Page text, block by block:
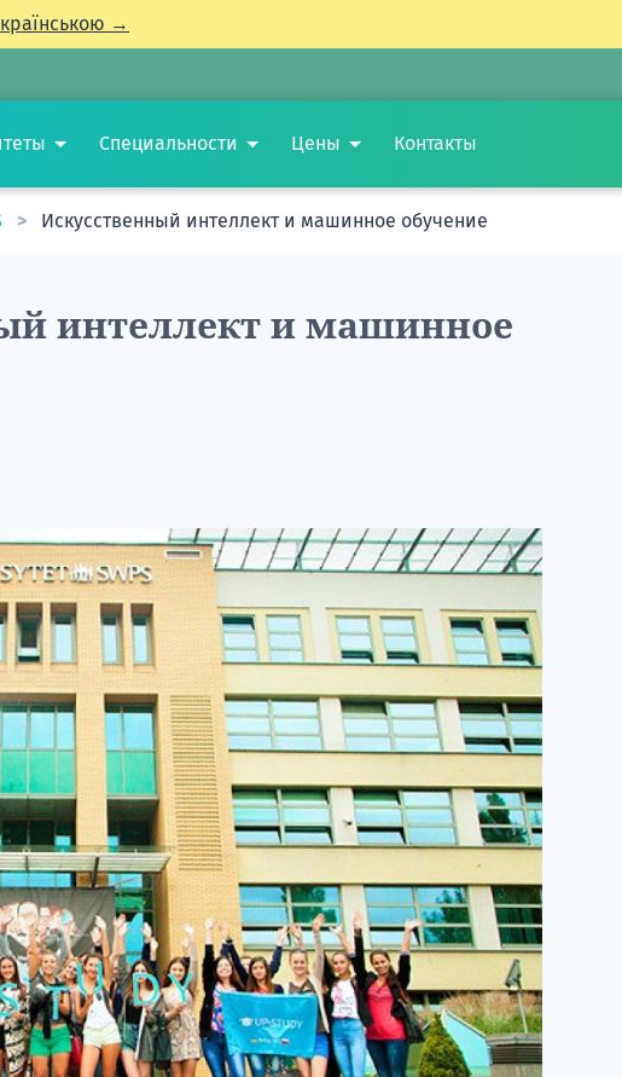
→
Специальности Цены Контакты
Искусственный интеллект и машинное обучение
интеллект и машинное